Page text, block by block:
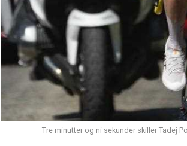
Tre minutter og ni sekunder skiller Tadej